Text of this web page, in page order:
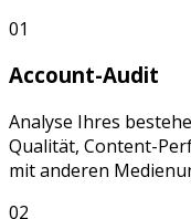
01
Account-Audit
Analyse Ihres
Qualität, Content-
mit anderen
02